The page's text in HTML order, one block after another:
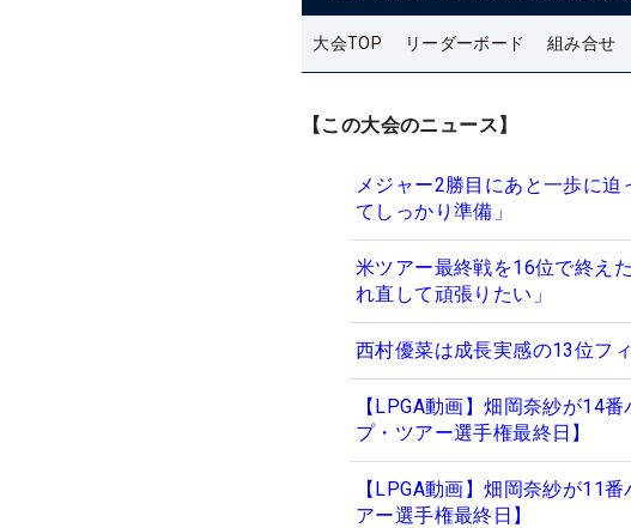
大会TOP リーダーボード 組み合せ
【この大会のニュース】
メジャー2勝目にあと一歩に
てしっかり準備」
米ツアー最終戦を16位で終え
れ直して頑張りたい」
西村優菜は成長実感の13位フ
【LPGA動画】畑岡奈紗が14
プ・ツアー選手権最終日】
【LPGA動画】畑岡奈紗が11
アー選手権最終日】